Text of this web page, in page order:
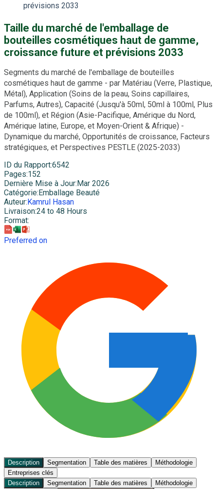
prévisions 2033
Taille du marché de l'emballage de
bouteilles cosmétiques haut de gamme,
croissance future et prévisions 2033
Segments du marché de l'emballage de bouteilles
cosmétiques haut de gamme - par Matériau (Verre, Plastique,
Métal), Application (Soins de la peau, Soins capillaires,
Parfums, Autres), Capacité (Jusqu'à 50ml, 50ml à 100ml, Plus
de 100ml), et Région (Asie-Pacifique, Amérique du Nord,
Amérique latine, Europe, et Moyen-Orient & Afrique) -
Dynamique du marché, Opportunités de croissance, Facteurs
stratégiques, et Perspectives PESTLE (2025-2033)
ID du Rapport:6542
Pages:152
Dernière Mise à Jour: Mar 2026
Catégorie: Emballage Beauté
Auteur: Kamrul Hasan
Livraison:24 to 48 Hours
Format:
Preferred on
Description Segmentation Table des matières
Méthodologie
Entreprises clés
Description
Segmentation Table des matières
Méthodologie